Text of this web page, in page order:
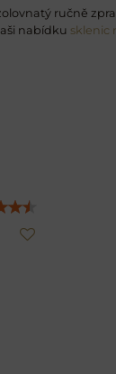
ručně
nabídku sklenic